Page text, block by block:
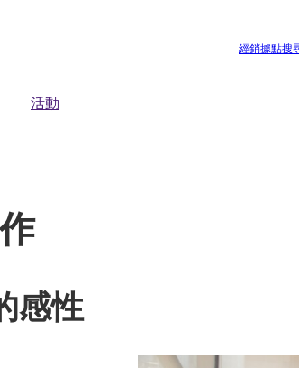
活動
經銷據點搜
感性